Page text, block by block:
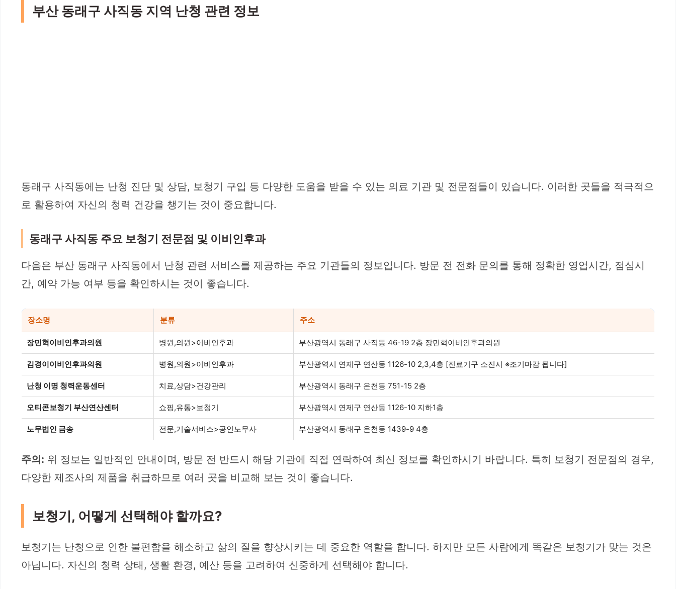
부산 동래구 사직동 지역 난청 관련 정보
동래구 사직동에는 난청 진단 및 상담, 보청기 구입 등 다양한 도움을 받을 수 있는 의료 기관 및 전문점들이 있습니다. 이러한 곳들을 적극적으
로 활용하여 자신의 청력 건강을 챙기는 것이 중요합니다.
동래구 사직동 주요 보청기 전문점 및 이비인후과
다음은 부산 동래구 사직동에서 난청 관련 서비스를 제공하는 주요 기관들의 정보입니다. 방문 전 전화 문의를 통해 정확한 영업시간, 점심시
간, 예약 가능 여부 등을 확인하시는 것이 좋습니다.
장소명 분류 주소
장민혁이비인후과의원 병원,의원>이비인후과 부산광역시 동래구 사직동 46-19 2층 장민혁이비인후과의원
김경이이비인후과의원 병원,의원>이비인후과 부산광역시 연제구 연산동 1126-10 2,3,4층 [진료기구 소진시 ※조기마감 됩니다]
난청 이명 청력운동센터 치료,상담>건강관리 부산광역시 동래구 온천동 751-15 2층
오티콘보청기 부산연산센터 쇼핑,유통>보청기 부산광역시 연제구 연산동 1126-10 지하1층
노무법인 금송 전문,기술서비스>공인노무사 부산광역시 동래구 온천동 1439-9 4층
주의: 위 정보는 일반적인 안내이며, 방문 전 반드시 해당 기관에 직접 연락하여 최신 정보를 확인하시기 바랍니다. 특히 보청기 전문점의 경우,
다양한 제조사의 제품을 취급하므로 여러 곳을 비교해 보는 것이 좋습니다.
보청기, 어떻게 선택해야 할까요?
보청기는 난청으로 인한 불편함을 해소하고 삶의 질을 향상시키는 데 중요한 역할을 합니다. 하지만 모든 사람에게 똑같은 보청기가 맞는 것은
아닙니다. 자신의 청력 상태, 생활 환경, 예산 등을 고려하여 신중하게 선택해야 합니다.